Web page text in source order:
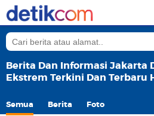
Berita Dan Informasi Jakarta
Ekstrem Terkini Dan Terbaru
Semua Berita Foto